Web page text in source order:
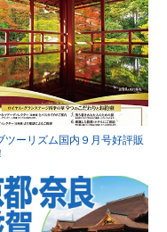
ツーリズム国内９月号好評販